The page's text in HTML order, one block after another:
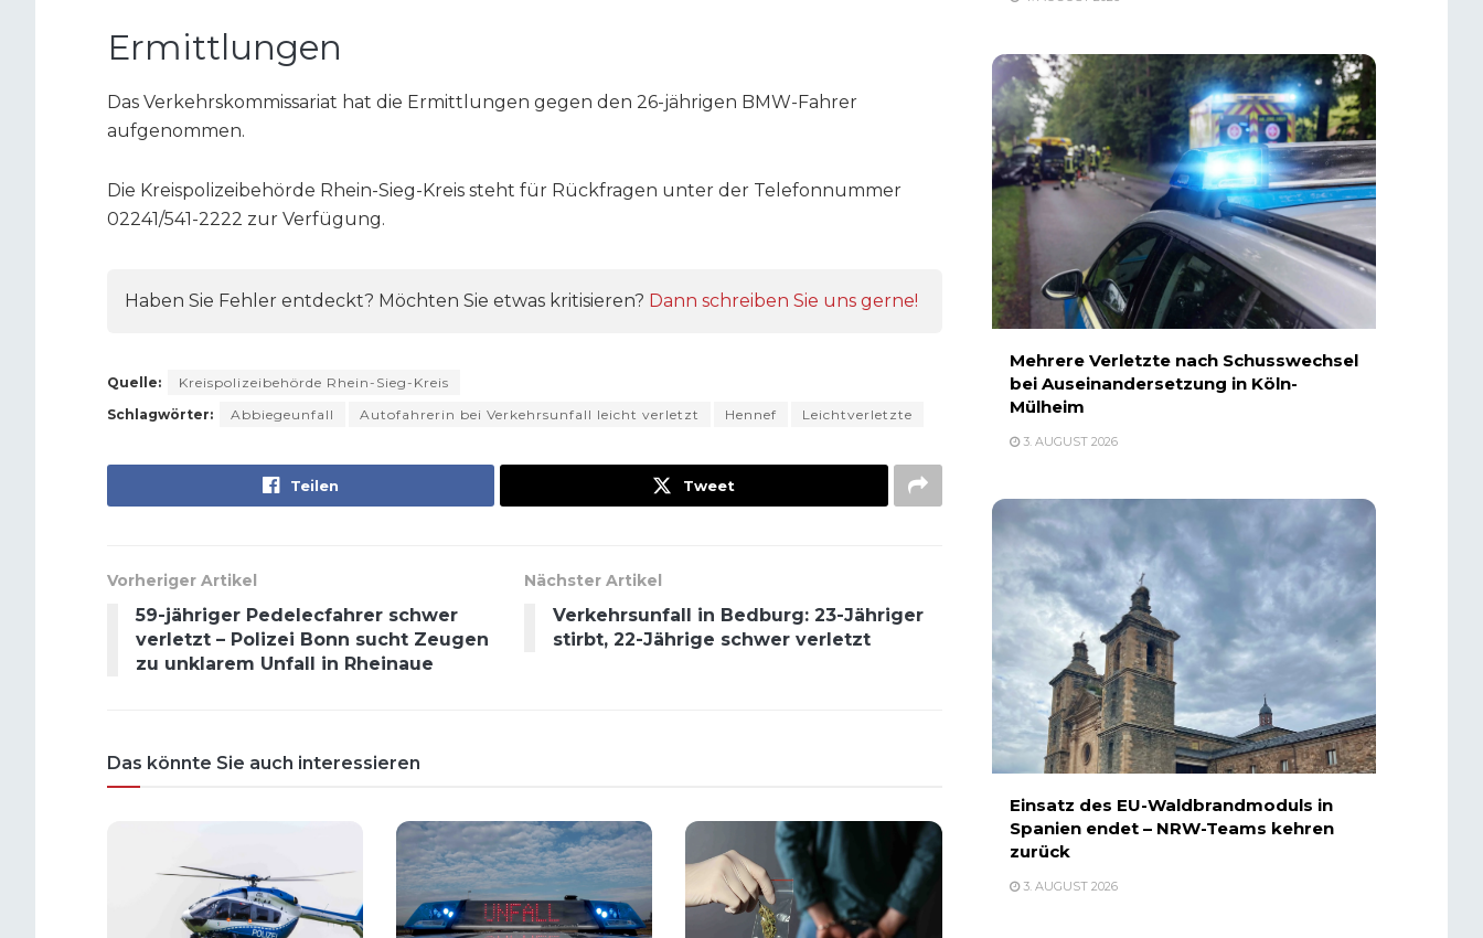
Ermittlungen
Das Verkehrskommissariat hat die Ermittlungen gegen den 26-jährigen BMW-Fahrer
aufgenommen.
Die Kreispolizeibehörde Rhein-Sieg-Kreis steht für Rückfragen unter der Telefonnummer
02241/541-2222 zur Verfügung.
Haben Sie Fehler entdeckt? Möchten Sie etwas kritisieren? Dann schreiben Sie uns gerne!
Quelle:
Kreispolizeibehörde Rhein-Sieg-Kreis
Schlagwörter:
Abbiegeunfall Autofahrerin bei Verkehrsunfall leicht verletzt Hennef Leichtverletzte
Teilen Tweet
Vorheriger Artikel
59-jähriger Pedelecfahrer schwer
verletzt – Polizei Bonn sucht Zeugen
zu unklarem Unfall in Rheinaue
Nächster Artikel
Verkehrsunfall in Bedburg: 23-Jähriger
stirbt, 22-Jährige schwer verletzt
Das könnte Sie auch interessieren
Mehrere Verletzte nach Schusswechsel
bei Auseinandersetzung in Köln-
Mülheim
3. AUGUST 2026
Einsatz des EU-Waldbrandmoduls in
Spanien endet – NRW-Teams kehren
zurück
3. AUGUST 2026